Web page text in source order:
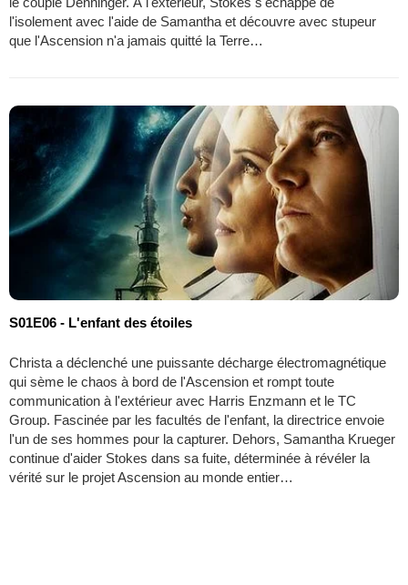
l'isolement avec l'aide de Samantha et découvre avec stupeur
que l'Ascension n'a jamais quitté la Terre…
S01E06 - L'enfant des étoiles
Christa a déclenché une puissante décharge électromagnétique
qui sème le chaos à bord de l'Ascension et rompt toute
communication à l'extérieur avec Harris Enzmann et le TC
Group. Fascinée par les facultés de l'enfant, la directrice envoie
l'un de ses hommes pour la capturer. Dehors, Samantha Krueger
continue d'aider Stokes dans sa fuite, déterminée à révéler la
vérité sur le projet Ascension au monde entier…